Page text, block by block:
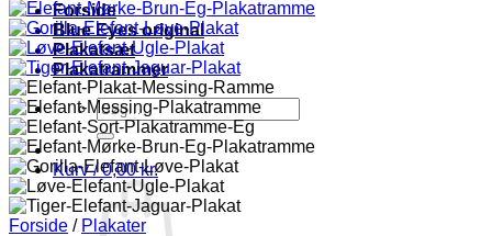
Forside
Blue Eyes original
Plakatsæt
Plakatrammer
Søg
efter:
Kurv /0,00kr.
Forside / Plakater